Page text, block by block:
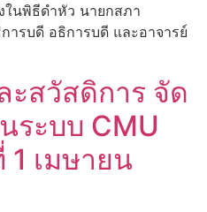
ในพิธีดำหัว นายกสภา
ารบดี อธิการบดี และอาจารย์
ะสวัสดิการ จัด
ระบบ CMU
1 เมษายน